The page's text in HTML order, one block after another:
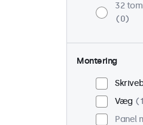
32
0
Montering
Væg
1
Panel